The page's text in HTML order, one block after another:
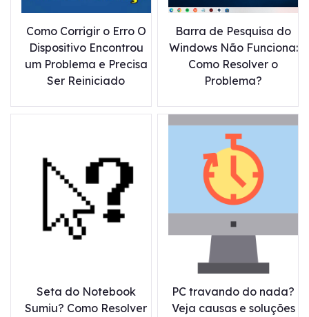
Como Corrigir o Erro O
Dispositivo Encontrou
um Problema e Precisa
Ser Reiniciado
Barra de Pesquisa do
Windows Não Funciona:
Como Resolver o
Problema?
Seta do Notebook
Sumiu? Como Resolver
PC travando do nada?
Veja causas e soluções